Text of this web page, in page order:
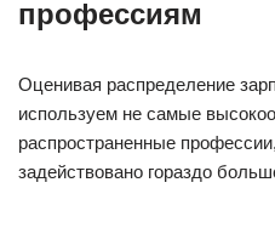
профессиям
Оценивая распределение
используем не самые
распространенные
задействовано гораздо